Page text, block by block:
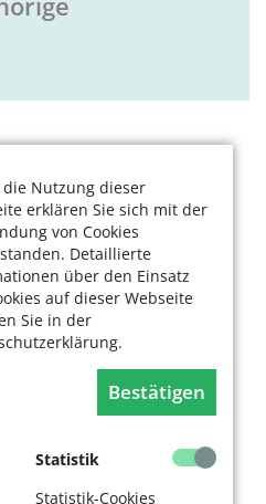
die Nutzung dieser
erklären Sie sich mit der
von Cookies
Detaillierte
über den Einsatz
auf dieser Webseite
Sie in der
Bestätigen
Statistik
Statistik-Cookies
„Wenn die Rente